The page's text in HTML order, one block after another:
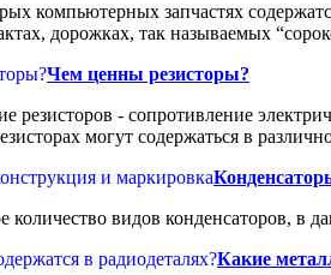
компьютерных запчастях
дорожках, так называемых
Чем ценны резисторы?
резисторов - сопротивление
могут содержаться в
количество видов конденсаторов, в
Какие